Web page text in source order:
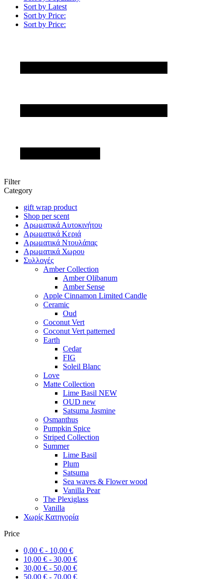
Sort by Latest
Sort by Price:
Sort by Price:
Filter
Category
gift wrap product
Shop per scent
Αρωματικά Αυτοκινήτου
Αρωματικά Κεριά
Αρωματικά Ντουλάπας
Αρωματικά Χωρου
Συλλογές
Amber Collection
Amber Olibanum
Amber Sense
Apple Cinnamon Limited Candle
Ceramic
Oud
Coconut Vert
Coconut Vert patterned
Earth
Cedar
FIG
Soleil Blanc
Love
Matte Collection
Lime Basil NEW
OUD new
Satsuma Jasmine
Osmanthus
Pumpkin Spice
Striped Collection
Summer
Lime Basil
Plum
Satsuma
Sea waves & Flower wood
Vanilla Pear
The Plexiglass
Vanilla
Χωρίς Κατηγορία
Price
0,00 € - 10,00 €
10,00 € - 30,00 €
30,00 € - 50,00 €
50,00 € - 70,00 €